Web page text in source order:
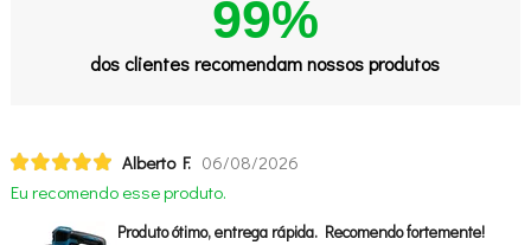
99%
dos clientes recomendam nossos produtos
Alberto F. 06/08/2026
Eu recomendo esse produto.
Produto ótimo, entrega rápida. Recomendo fortemente!